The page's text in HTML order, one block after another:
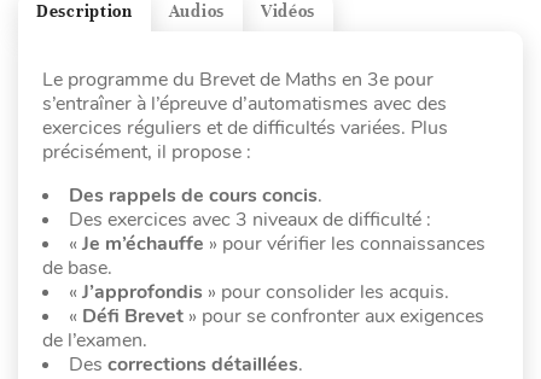
Vidéos
Audios
Description
Le programme du Brevet de Maths en 3e pour
s’entraîner à l’épreuve d’automatismes avec des
exercices réguliers et de difficultés variées. Plus
précisément, il propose :
Des rappels de cours concis.
Des exercices avec 3 niveaux de difficulté :
« Je m’échauffe » pour vérifier les connaissances
de base.
« J’approfondis » pour consolider les acquis.
« Défi Brevet » pour se confronter aux exigences
de l’examen.
Des corrections détaillées.